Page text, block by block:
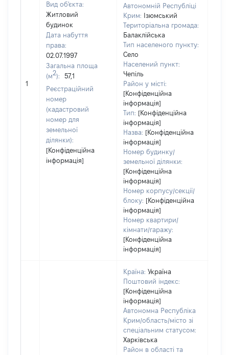
1
Вид об'єкта:
Житловий
будинок
Дата набуття
права:
02.07.1997
Загальна площа
(м2):
57,1
Реєстраційний
номер
(кадастровий
номер для
земельної
ділянки):
[Конфіденційна
інформація]
Автономній Республіці
Крим:
Ізюмський
Територіальна громада:
Балаклійська
Тип населеного пункту:
Село
Населений пункт:
Чепіль
Район у місті:
[Конфіденційна
інформація]
Тип: [Конфіденційна
інформація]
Назва: [Конфіденційна
інформація]
Номер будинку/
земельної ділянки:
[Конфіденційна
інформація]
Номер корпусу/секції/
блоку: [Конфіденційна
інформація]
Номер квартири/
кімнати/гаражу:
[Конфіденційна
інформація]
Країна: Україна
Поштовий індекс:
[Конфіденційна
інформація]
Автономна Республіка
Крим/область/місто зі
спеціальним статусом:
Харківська
Район в області та